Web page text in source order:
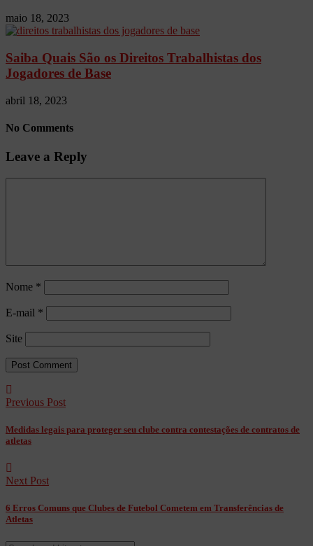
maio 18, 2023
Saiba Quais São os Direitos Trabalhistas dos
Jogadores de Base
abril 18, 2023
No Comments
Leave a Reply
Nome *
E-mail *
Site
Previous Post
Medidas legais para proteger seu clube contra contestações de contratos de
atletas
Next Post
6 Erros Comuns que Clubes de Futebol Cometem em Transferências de
Atletas